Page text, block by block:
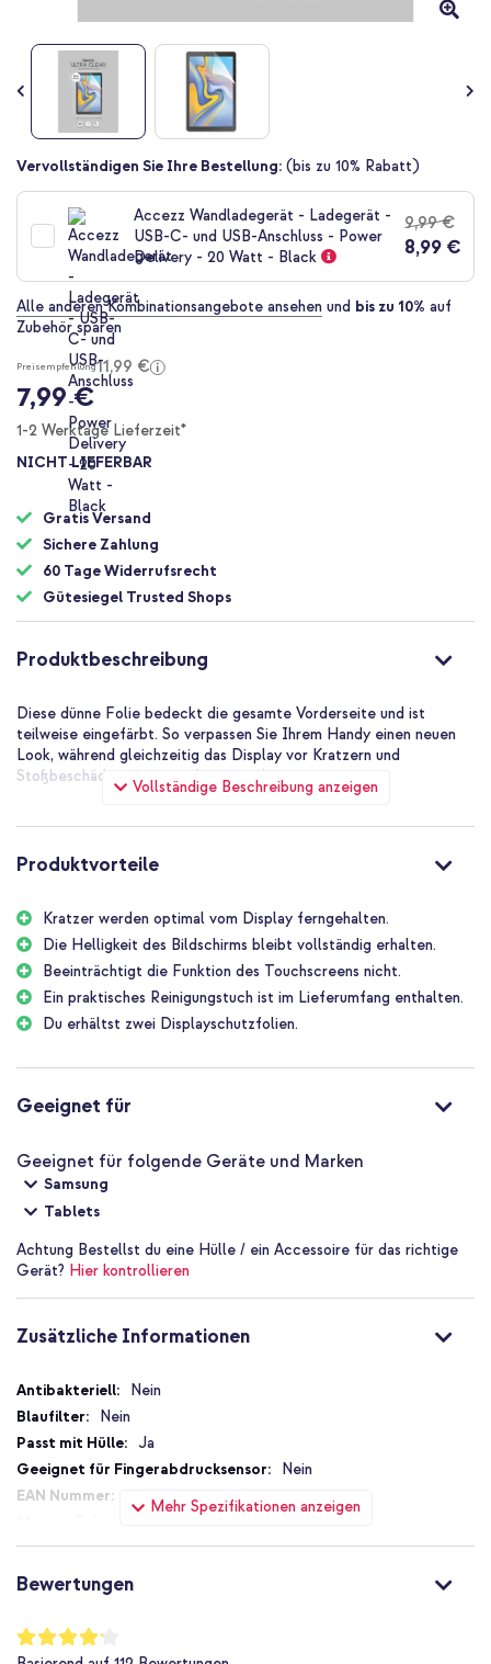
Zum
Bildgalerie
springen
Vervollständigen Sie Ihre Bestellung: (bis zu 10% Rabatt)
Accezz Wandladegerät - Ladegerät -
USB-C- und USB-Anschluss - Power
Delivery - 20 Watt - Black
9,99 €
8,99 €
Alle anderen Kombinationsangebote ansehen und bis zu 10% auf
Zubehör sparen
Preisempfehlung11,99 €
7,99 €
1-2 Werktage Lieferzeit*
NICHT LIEFERBAR
Gratis Versand
Sichere Zahlung
60 Tage Widerrufsrecht
Gütesiegel Trusted Shops
Produktbeschreibung
Vollständige Beschreibung anzeigen
Diese dünne Folie bedeckt die gesamte Vorderseite und ist
teilweise eingefärbt. So verpassen Sie Ihrem Handy einen neuen
Look, während gleichzeitig das Display vor Kratzern und
Stoßbeschädigungen geschützt wird.
Produktvorteile
Kratzer werden optimal vom Display ferngehalten.
Die Helligkeit des Bildschirms bleibt vollständig erhalten.
Beeinträchtigt die Funktion des Touchscreens nicht.
Ein praktisches Reinigungstuch ist im Lieferumfang enthalten.
Du erhältst zwei Displayschutzfolien.
Geeignet für
Geeignet für folgende Geräte und Marken
Samsung
Tablets
Achtung Bestellst du eine Hülle / ein Accessoire für das richtige
Gerät? Hier kontrollieren
Zusätzliche Informationen
Mehr Spezifikationen anzeigen
Zusätzliche
Informationen
Nein
Nein
Ja
Nein
8719295354096
T59035409601
Transparent
Folie (Plastik)
Bewertungen
Bewertung:
83
%